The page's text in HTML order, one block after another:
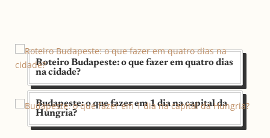
Roteiro Budapeste: o que fazer em quatro dias
na cidade?
Budapeste: o que fazer em 1 dia na capital da
Hungria?